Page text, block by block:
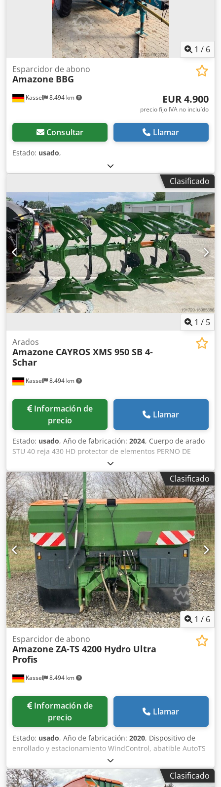
1 / 6
Kassel 8.494 km
Esparcidor de abono
Amazone BBG
EUR 4.900
precio fijo IVA no incluído
Consultar Llamar
Estado: usado,
Clasificado
1 / 5
Kassel 8.494 km
Arados
Amazone CAYROS XMS 950 SB 4-
Schar
Información de
precio
Llamar
Estado: usado, Año de fabricación: 2024, Cuerpo de arado
STU 40 reja 430 HD protector de elementos PERNO DE
SEGURIDAD / Dedsuhnlmjpfx Aifekr
Clasificado
1 / 6
Kassel 8.494 km
Esparcidor de abono
Amazone ZA-TS 4200 Hydro Ultra
Profis
Información de
precio
Llamar
Estado: usado, Año de fabricación: 2020, Dispositivo de
enrollado y estacionamiento WindControl, abatible AutoTS
en ambos lados / Barrera de protección de tubos en L
Sensor de inclinación para sistema de pesaje FlowCheck
Alfombrillas EasyCheck, 16 unidades / pieza Guardabarros
Clasificado